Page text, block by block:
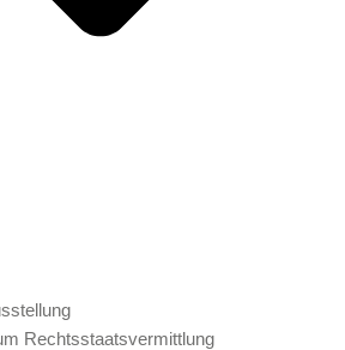
Rechtsstaatsvermittlung